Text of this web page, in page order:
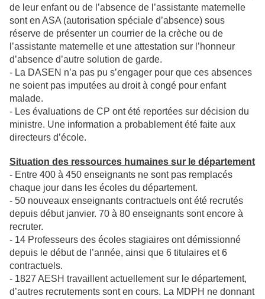
de leur enfant ou de l’absence de l’assistante maternelle
sont en ASA (autorisation spéciale d’absence) sous
réserve de présenter un courrier de la crèche ou de
l’assistante maternelle et une attestation sur l’honneur
d’absence d’autre solution de garde.
- La DASEN n’a pas pu s’engager pour que ces absences
ne soient pas imputées au droit à congé pour enfant
malade.
- Les évaluations de CP ont été reportées sur décision du
ministre. Une information a probablement été faite aux
directeurs d’école.
Situation des ressources humaines sur le département
- Entre 400 à 450 enseignants ne sont pas remplacés
chaque jour dans les écoles du département.
- 50 nouveaux enseignants contractuels ont été recrutés
depuis début janvier. 70 à 80 enseignants sont encore à
recruter.
- 14 Professeurs des écoles stagiaires ont démissionné
depuis le début de l’année, ainsi que 6 titulaires et 6
contractuels.
- 1827 AESH travaillent actuellement sur le département,
d’autres recrutements sont en cours. La MDPH ne donnant